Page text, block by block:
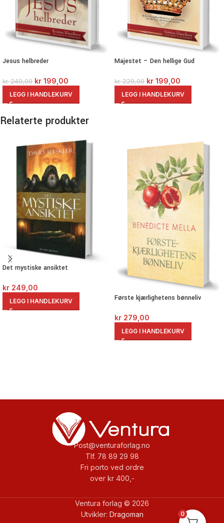
Jesus helbreder
kr249,00 kr 199,00
LEGG I HANDLEKURV
Majestet – Den hellige Gud
kr229,00 kr 199,00
LEGG I HANDLEKURV
Relaterte produkter
Det mystiske ansiktet
kr 249,00
LEGG I HANDLEKURV Første kjærlighetens bønneliv
kr 279,00
LEGG I HANDLEKURV
Post@venturaforlag.no
Tlf. 78 89 29 98
Fri porto ved ordre
over kr 400,-
Ventura forlag © 2026
Utvikler: Dragoman 0